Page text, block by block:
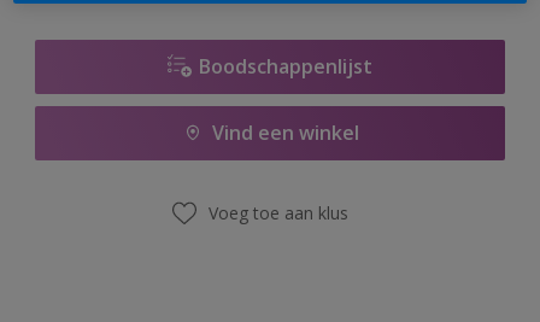
Boodschappenlijst
Vind een winkel
Voeg toe aan klus